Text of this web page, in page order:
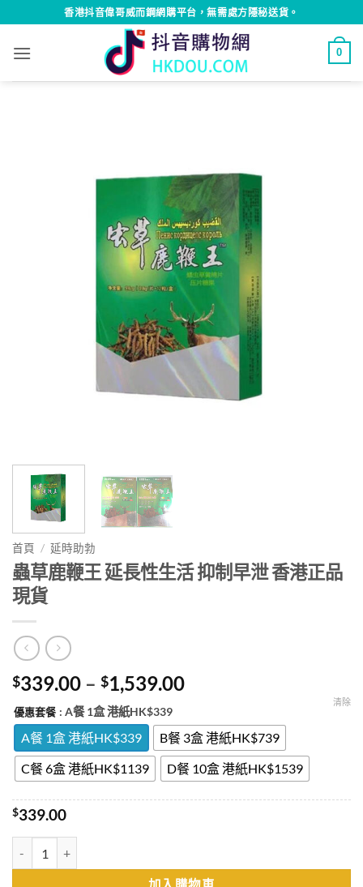
to
content
香港抖音偉哥威而鋼網購平台，無需處方隱秘送貨。
0
首頁 / 延時助勃
蟲草鹿鞭王 延長性生活 抑制早泄 香港正品
現貨
$339.00 – $1,539.00Price
$339.00
through
$1,539.00
優惠套餐 : A餐 1盒 港紙HK$339
A餐 1盒 港紙HK$339
B餐 3盒 港紙HK$739
C餐 6盒 港紙HK$1139
D餐 10盒 港紙HK$1539
清除
$339.00